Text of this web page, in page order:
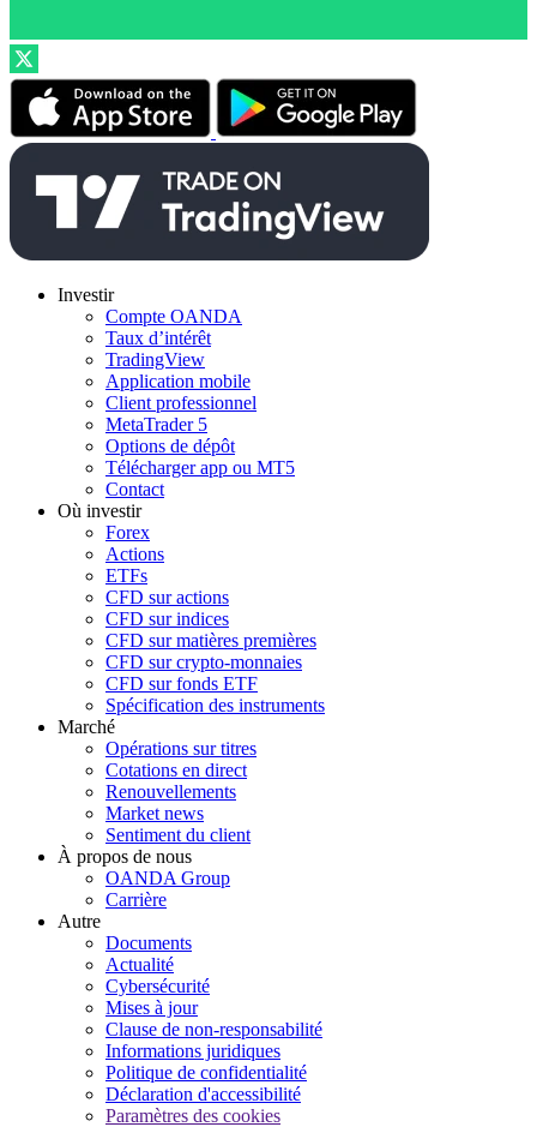
Investir
Compte OANDA
Taux d’intérêt
TradingView
Application mobile
Client professionnel
MetaTrader 5
Options de dépôt
Télécharger app ou MT5
Contact
Où investir
Forex
Actions
ETFs
CFD sur actions
CFD sur indices
CFD sur matières premières
CFD sur crypto-monnaies
CFD sur fonds ETF
Spécification des instruments
Marché
Opérations sur titres
Cotations en direct
Renouvellements
Market news
Sentiment du client
À propos de nous
OANDA Group
Carrière
Autre
Documents
Actualité
Cybersécurité
Mises à jour
Clause de non-responsabilité
Informations juridiques
Politique de confidentialité
Déclaration d'accessibilité
Paramètres des cookies